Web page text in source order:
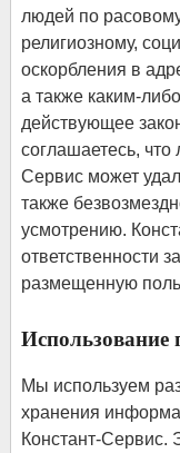
людей по
религиозному,
оскорбления в
а также каким-
действующее
соглашаетесь,
Сервис может
также
усмотрению.
ответственности
размещенную
Использование
Мы используем
хранения
Констант-Сервис.